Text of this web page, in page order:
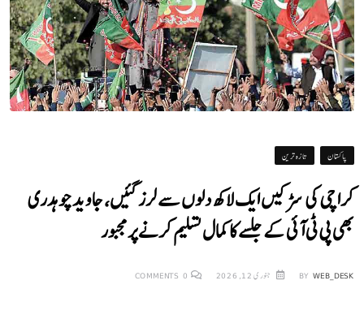
پاکستان تازہ ترین
کراچی کی سڑکیں ایک لاکھ دلوں سے لرز گئیں، جاوید چوہدری
بھی پی ٹی آئی کے جلسے کا کمال تسلیم کرنے پر مجبور
BY WEB_DESK جنوری 12, 2026 0